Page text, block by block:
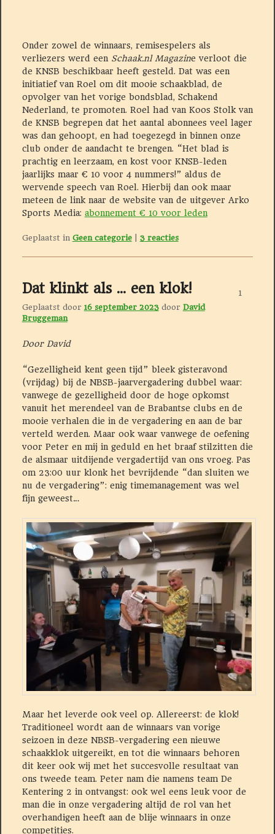
Onder zowel de winnaars, remisespelers als
verliezers werd een Schaak.nl Magazine verloot die
de KNSB beschikbaar heeft gesteld. Dat was een
initiatief van Roel om dit mooie schaakblad, de
opvolger van het vorige bondsblad, Schakend
Nederland, te promoten. Roel had van Koos Stolk van
de KNSB begrepen dat het aantal abonnees veel lager
was dan gehoopt, en had toegezegd in binnen onze
club onder de aandacht te brengen. “Het blad is
prachtig en leerzaam, en kost voor KNSB-leden
jaarlijks maar € 10 voor 4 nummers!” aldus de
wervende speech van Roel. Hierbij dan ook maar
meteen de link naar de website van de uitgever Arko
Sports Media: abonnement € 10 voor leden
Geplaatst in Geen categorie 3reacties
Dat klinkt als … een klok!
Geplaatst door 16 september 2023 door David
Bruggeman
1
Door David
“Gezelligheid kent geen tijd” bleek gisteravond
(vrijdag) bij de NBSB-jaarvergadering dubbel waar:
vanwege de gezelligheid door de hoge opkomst
vanuit het merendeel van de Brabantse clubs en de
mooie verhalen die in de vergadering en aan de bar
verteld werden. Maar ook waar vanwege de oefening
voor Peter en mij in geduld en het braaf stilzitten die
de alsmaar uitdijende vergadertijd van ons vroeg. Pas
om 23:00 uur klonk het bevrijdende “dan sluiten we
nu de vergadering”: enig timemanagement was wel
fijn geweest…
Maar het leverde ook veel op. Allereerst: de klok!
Traditioneel wordt aan de winnaars van vorige
seizoen in deze NBSB-vergadering een nieuwe
schaakklok uitgereikt, en tot die winnaars behoren
dit keer ook wij met het succesvolle resultaat van
ons tweede team. Peter nam die namens team De
Kentering 2 in ontvangst: ook wel eens leuk voor de
man die in onze vergadering altijd de rol van het
overhandigen heeft aan de blije winnaars in onze
competities.